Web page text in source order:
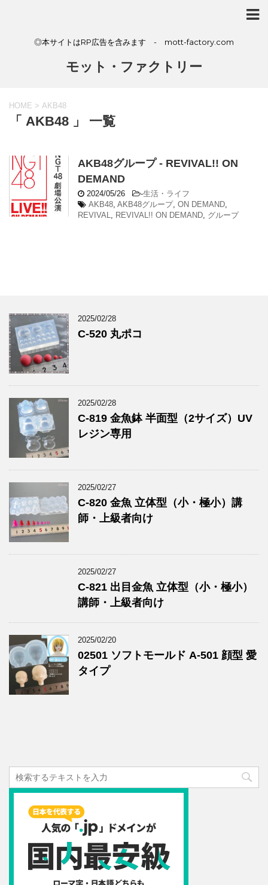
◎本サイトはRP広告を含みます - mott-factory.com
モット・ファクトリー
HOME > AKB48
「 AKB48 」 一覧
AKB48グループ - REVIVAL!! ON
DEMAND
2024/05/26 -生活・ライフ
AKB48, AKB48グループ, ON DEMAND,
REVIVAL, REVIVAL!! ON DEMAND, グループ
2025/02/28
C-520 丸ポコ
2025/02/28
C-819 金魚鉢 半面型（2サイズ）UV
レジン専用
2025/02/27
C-820 金魚 立体型（小・極小）講
師・上級者向け
2025/02/27
C-821 出目金魚 立体型（小・極小）
講師・上級者向け
2025/02/20
02501 ソフトモールド A-501 顔型 愛
タイプ